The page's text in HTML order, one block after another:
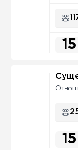
15
15